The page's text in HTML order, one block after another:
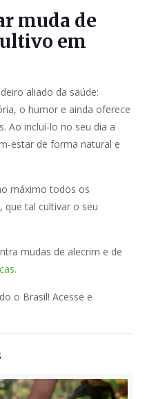
muda de
em
aliado da saúde:
o humor e ainda oferece
Ao incluí-lo no seu dia a
estar de forma natural e
máximo todos os
que tal cultivar o seu
mudas de alecrim e de
o Brasil! Acesse e